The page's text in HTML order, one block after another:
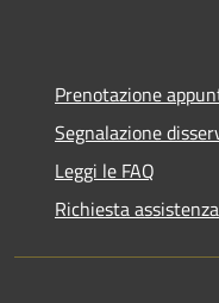
Prenotazione
Segnalazione
Leggi le FAQ
Richiesta assistenza